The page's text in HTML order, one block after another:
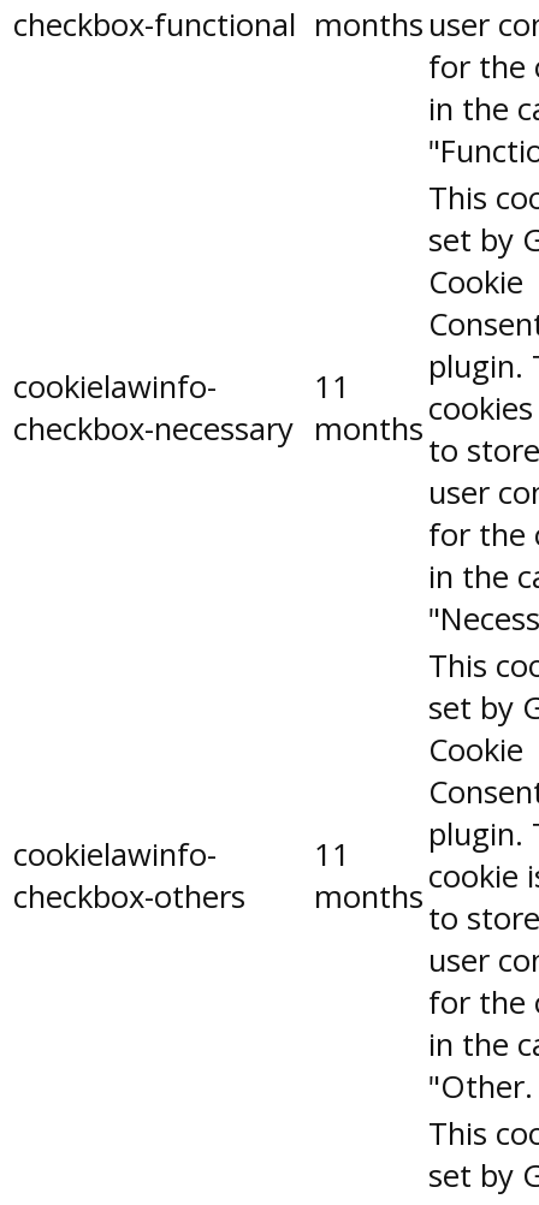
checkbox-functional months user
for the
in the
cookielawinfo-
checkbox-necessary
11
months
This
set by
Cookie
plugin.
to
user
for the
in the
cookielawinfo-
checkbox-others
11
months
This
set by
Cookie
plugin.
cookie
to
user
for the
in the
"Other.
This
set by